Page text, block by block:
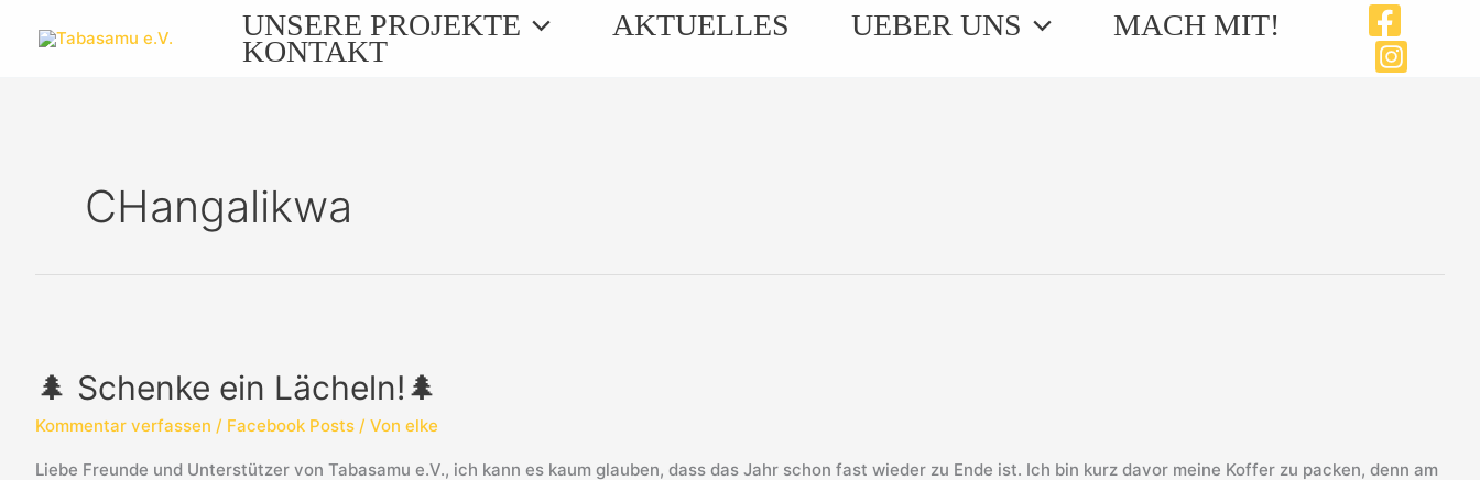
Inhalt
UNSERE PROJEKTE AKTUELLES UEBER UNS MACH MIT!
KONTAKT
CHangalikwa
🌲 Schenke ein Lächeln!🌲
Kommentar verfassen / Facebook Posts / Von elke
Liebe Freunde und Unterstützer von Tabasamu e.V., ich kann es kaum glauben, dass das Jahr schon fast wieder zu Ende ist. Ich bin kurz davor meine Koffer zu packen, denn am
ein
Lächeln!
🌲